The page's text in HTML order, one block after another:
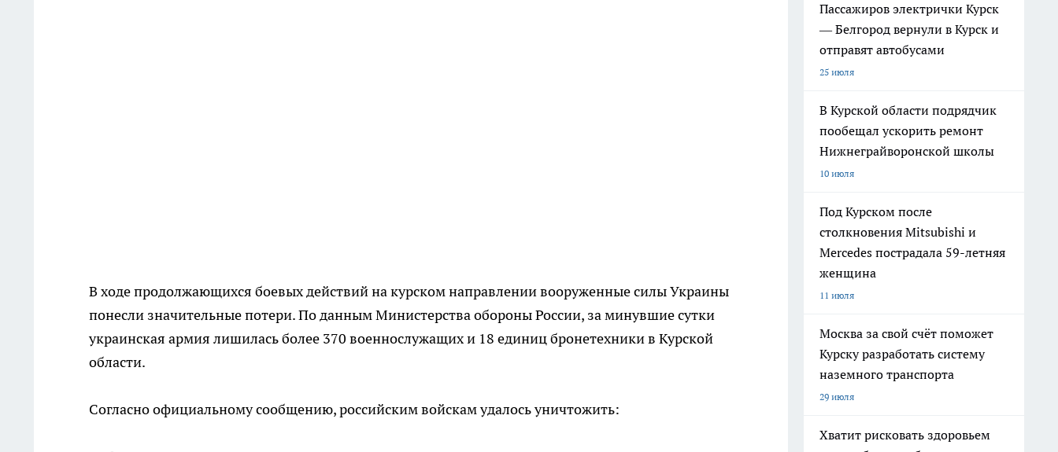
В ходе продолжающихся боевых действий на курском направлении вооруженные силы Украины
понесли значительные потери. По данным Министерства обороны России, за минувшие сутки
украинская армия лишилась более 370 военнослужащих и 18 единиц бронетехники в Курской
области.
Согласно официальному сообщению, российским войскам удалось уничтожить:
Пассажиров электрички Курск
— Белгород вернули в Курск и
отправят автобусами
25 июля
В Курской области подрядчик
пообещал ускорить ремонт
Нижнеграйворонской школы
10 июля
Под Курском после
столкновения Mitsubishi и
Mercedes пострадала 59-летняя
женщина
11 июля
Москва за свой счёт поможет
Курску разработать систему
наземного транспорта
29 июля
Хватит рисковать здоровьем